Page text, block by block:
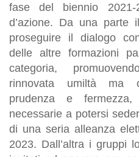
fase del biennio
d’azione. Da una parte
proseguire il dialogo
delle altre formazioni
categoria,
rinnovata umiltà ma
prudenza e
necessarie a potersi
di una seria alleanza
2023. Dall’altra i gruppi